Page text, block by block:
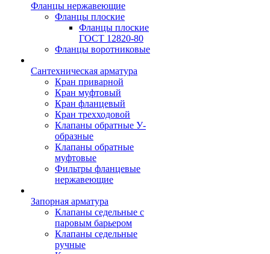
Фланцы нержавеющие
Фланцы плоские
Фланцы плоские
ГОСТ 12820-80
Фланцы воротниковые
Сантехническая арматура
Кран приварной
Кран муфтовый
Кран фланцевый
Кран трехходовой
Клапаны обратные У-
образные
Клапаны обратные
муфтовые
Фильтры фланцевые
нержавеющие
Запорная арматура
Клапаны седельные с
паровым барьером
Клапаны седельные
ручные